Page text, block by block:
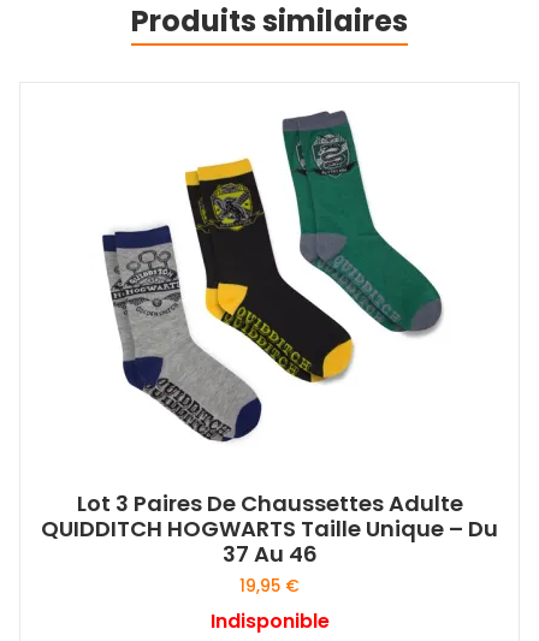
Produits similaires
Lot 3 Paires De Chaussettes Adulte
QUIDDITCH HOGWARTS Taille Unique – Du
37 Au 46
19,95 €
Indisponible